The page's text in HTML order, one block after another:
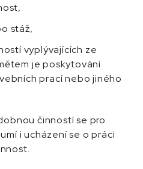
stáž,
vyplývajících ze
je poskytování
prací nebo jiného
činností se pro
i ucházení se o práci